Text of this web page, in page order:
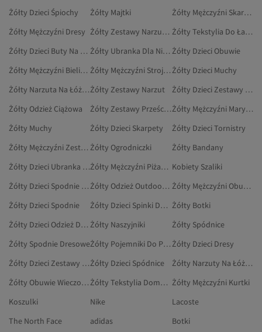
Żółty Dzieci Śpiochy
Żółty Majtki
Żółty Mężczyźni Skarpety
Żółty Mężczyźni Dresy
Żółty Zestawy Narzut Dwuosobowe
Żółty Tekstylia Do Łazienki
Żółty Dzieci Buty Na Co Dzień
Żółty Ubranka Dla Niemowląt Żółty Dzieci Obuwie
Żółty Mężczyźni Bielizna I Piżamy
Żółty Mężczyźni Stroje Kąpielowe Żółty Dzieci Muchy
Żółty Narzuta Na ŁóżkoŻółty Zestawy Narzut
Żółty Dzieci Zestawy Dresowe
Żółty Odzież Ciążowa
Żółty Zestawy Prześcieradeł Dwuosobowych
Żółty Mężczyźni Marynarki I Kamizelki
Żółty Muchy
Żółty Dzieci Skarpety
Żółty Dzieci Tornistry
Żółty Mężczyźni Zestawy Dwuczęściowe Żółty Ogrodniczki
Żółty Bandany
Żółty Dzieci Ubranka Dla Niemowląt
Żółty Mężczyźni Piżamy Kobiety Szaliki
Żółty Dzieci Spodnie Dresowe
Żółty Odzież Outdoorowa
Żółty Mężczyźni Obuwie
Żółty Dzieci Spodnie
Żółty Dzieci Spinki Do Włosów Żółty Botki
Żółty Dzieci Odzież Domowa Żółty Naszyjniki
Żółty Spódnice
Żółty Spodnie Dresowe
Żółty Pojemniki Do Przechowywania Żółty Dzieci Dresy
Żółty Dzieci Zestawy Dla NiemowlątŻółty Dzieci Spódnice
Żółty Narzuty Na Łóżko Dwuosobowe
Żółty Obuwie Wieczorowe
Żółty Tekstylia Domowe Żółty Mężczyźni Kurtki
Koszulki
Nike
Lacoste
The North Face
adidas
Botki